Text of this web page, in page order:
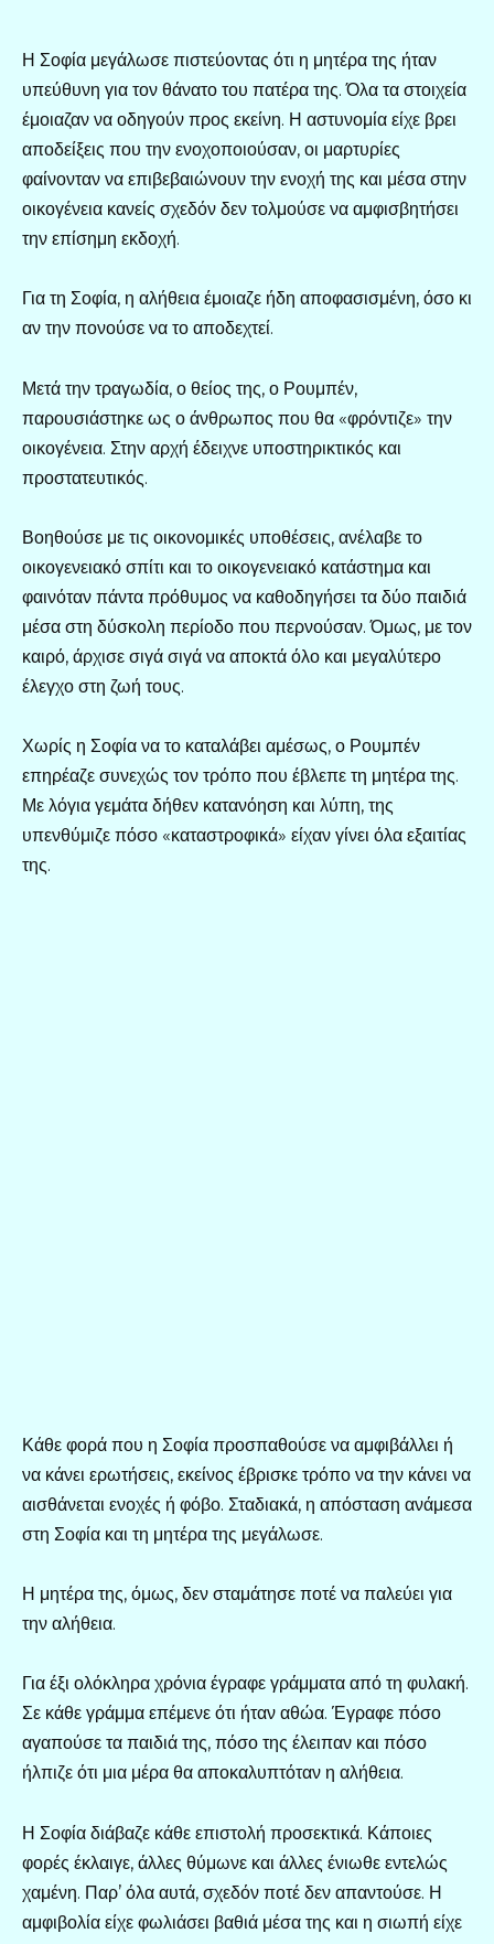
Η Σοφία μεγάλωσε πιστεύοντας ότι η μητέρα της ήταν
υπεύθυνη για τον θάνατο του πατέρα της. Όλα τα στοιχεία
έμοιαζαν να οδηγούν προς εκείνη. Η αστυνομία είχε βρει
αποδείξεις που την ενοχοποιούσαν, οι μαρτυρίες
φαίνονταν να επιβεβαιώνουν την ενοχή της και μέσα στην
οικογένεια κανείς σχεδόν δεν τολμούσε να αμφισβητήσει
την επίσημη εκδοχή.
Για τη Σοφία, η αλήθεια έμοιαζε ήδη αποφασισμένη, όσο κι
αν την πονούσε να το αποδεχτεί.
Μετά την τραγωδία, ο θείος της, ο Ρουμπέν,
παρουσιάστηκε ως ο άνθρωπος που θα «φρόντιζε» την
οικογένεια. Στην αρχή έδειχνε υποστηρικτικός και
προστατευτικός.
Βοηθούσε με τις οικονομικές υποθέσεις, ανέλαβε το
οικογενειακό σπίτι και το οικογενειακό κατάστημα και
φαινόταν πάντα πρόθυμος να καθοδηγήσει τα δύο παιδιά
μέσα στη δύσκολη περίοδο που περνούσαν. Όμως, με τον
καιρό, άρχισε σιγά σιγά να αποκτά όλο και μεγαλύτερο
έλεγχο στη ζωή τους.
Χωρίς η Σοφία να το καταλάβει αμέσως, ο Ρουμπέν
επηρέαζε συνεχώς τον τρόπο που έβλεπε τη μητέρα της.
Με λόγια γεμάτα δήθεν κατανόηση και λύπη, της
υπενθύμιζε πόσο «καταστροφικά» είχαν γίνει όλα εξαιτίας
της.
Κάθε φορά που η Σοφία προσπαθούσε να αμφιβάλλει ή
να κάνει ερωτήσεις, εκείνος έβρισκε τρόπο να την κάνει να
αισθάνεται ενοχές ή φόβο. Σταδιακά, η απόσταση ανάμεσα
στη Σοφία και τη μητέρα της μεγάλωσε.
Η μητέρα της, όμως, δεν σταμάτησε ποτέ να παλεύει για
την αλήθεια.
Για έξι ολόκληρα χρόνια έγραφε γράμματα από τη φυλακή.
Σε κάθε γράμμα επέμενε ότι ήταν αθώα. Έγραφε πόσο
αγαπούσε τα παιδιά της, πόσο της έλειπαν και πόσο
ήλπιζε ότι μια μέρα θα αποκαλυπτόταν η αλήθεια.
Η Σοφία διάβαζε κάθε επιστολή προσεκτικά. Κάποιες
φορές έκλαιγε, άλλες θύμωνε και άλλες ένιωθε εντελώς
χαμένη. Παρ’ όλα αυτά, σχεδόν ποτέ δεν απαντούσε. Η
αμφιβολία είχε φωλιάσει βαθιά μέσα της και η σιωπή είχε